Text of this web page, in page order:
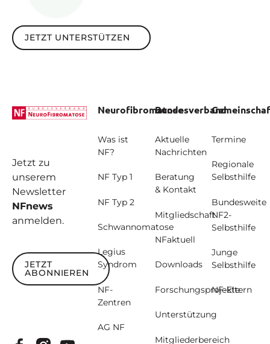
Jetzt unterstützen
JETZT UNTERSTÜTZEN
Jetzt zu
unserem
Newsletter
NFnews
anmelden.
Jetzt abonnieren
JETZT
ABONNIEREN
Neurofibromatose
Was ist
NF?
NF Typ 1
NF Typ 2
Schwannomatose
Legius
Syndrom
NF-
Zentren
AG NF
Bundesverband
Aktuelle
Nachrichten
Beratung
& Kontakt
Mitgliedschaft
NFaktuell
Downloads
Forschungsprojekte
Unterstützung
Mitgliederbereich
Termine
Regionale
Selbsthilfe
Bundesweite
NF2-
Selbsthilfe
Junge
Selbsthilfe
NF-Eltern